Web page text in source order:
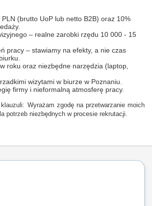
(brutto UoP lub netto B2B) oraz 10%
– realne zarobki rzędu 10 000 - 15
pracy – stawiamy na efekty, a nie czas
roku oraz niezbędne narzędzia (laptop,
wizytami w biurze w Poznaniu.
firmy i nieformalną atmosferę pracy.
Wyrażam zgodę na przetwarzanie moich
potrzeb niezbędnych w procesie rekrutacji.